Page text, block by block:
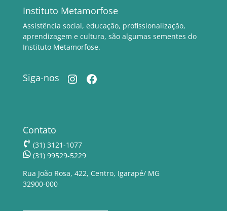
Instituto Metamorfose
Assistência social, educação, profissionalização,
aprendizagem e cultura, são algumas sementes do
Instituto Metamorfose.
Siga-nos Instagram
Facebook
Contato
(31) 3121-1077
(31) 99529-5229
Rua João Rosa, 422, Centro, Igarapé/ MG
32900-000